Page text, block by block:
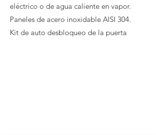
eléctrico o de agua caliente en vapor.
Paneles de acero inoxidable AISI 304.
Kit de auto desbloqueo de la puerta